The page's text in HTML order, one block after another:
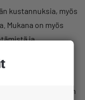
kustannuksia, myös
Mukana on myös
ja
Group Oy:n Kiisken